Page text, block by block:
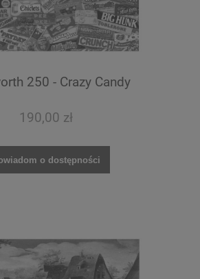
250 - Crazy Candy
190,00 zł
o dostępności